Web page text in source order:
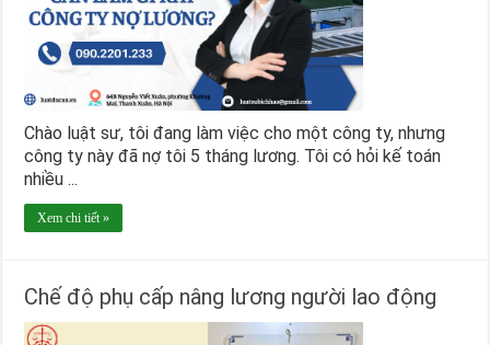
Chào luật sư, tôi đang làm việc cho một công ty, nhưng
công ty này đã nợ tôi 5 tháng lương. Tôi có hỏi kế toán
nhiều ...
Xem chi tiết »
Chế độ phụ cấp nâng lương người lao động